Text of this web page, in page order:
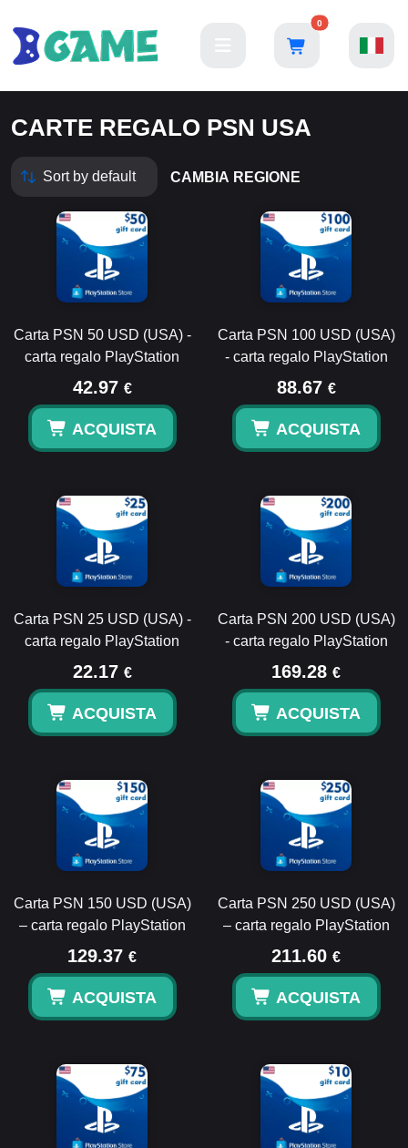
0
CARTE REGALO PSN USA
CAMBIA REGIONE
Carta PSN 50 USD (USA) -
carta regalo PlayStation
42.97 €
ACQUISTA
Carta PSN 100 USD (USA)
- carta regalo PlayStation
88.67 €
ACQUISTA
Carta PSN 25 USD (USA) -
carta regalo PlayStation
22.17 €
ACQUISTA
Carta PSN 200 USD (USA)
- carta regalo PlayStation
169.28 €
ACQUISTA
Carta PSN 150 USD (USA)
– carta regalo PlayStation
129.37 €
ACQUISTA
Carta PSN 250 USD (USA)
– carta regalo PlayStation
211.60 €
ACQUISTA